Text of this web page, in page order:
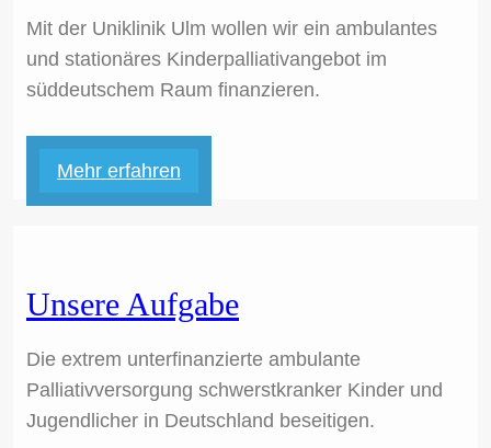
Mit der Uniklinik Ulm wollen wir ein ambulantes
und stationäres Kinderpalliativangebot im
süddeutschem Raum finanzieren.
Mehr erfahren
Unsere Aufgabe
Die extrem unterfinanzierte ambulante
Palliativversorgung schwerstkranker Kinder und
Jugendlicher in Deutschland beseitigen.